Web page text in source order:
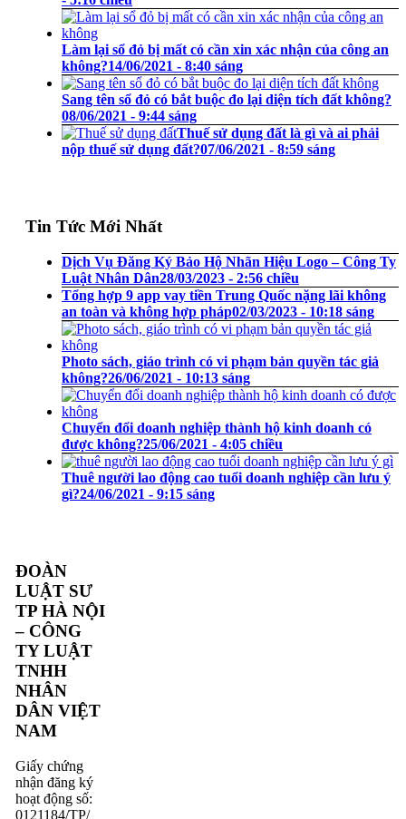
Làm lại sổ đỏ bị mất có cần xin xác nhận của công an
không?14/06/2021 - 8:40 sáng
Sang tên sổ đỏ có bắt buộc đo lại diện tích đất không?
08/06/2021 - 9:44 sáng
Thuế sử dụng đất là gì và ai phải
nộp thuế sử dụng đất?07/06/2021 - 8:59 sáng
Tin Tức Mới Nhất
Dịch Vụ Đăng Ký Bảo Hộ Nhãn Hiệu Logo – Công Ty
Luật Nhân Dân28/03/2023 - 2:56 chiều
Tổng hợp 9 app vay tiền Trung Quốc nặng lãi không
an toàn và không hợp pháp02/03/2023 - 10:18 sáng
Photo sách, giáo trình có vi phạm bản quyền tác giả
không?26/06/2021 - 10:13 sáng
Chuyển đổi doanh nghiệp thành hộ kinh doanh có
được không?25/06/2021 - 4:05 chiều
Thuê người lao động cao tuổi doanh nghiệp cần lưu ý
gì?24/06/2021 - 9:15 sáng
ĐOÀN
LUẬT SƯ
TP HÀ NỘI
– CÔNG
TY LUẬT
TNHH
NHÂN
DÂN VIỆT
NAM
Giấy chứng
nhận đăng ký
hoạt động số:
0121184/TP/